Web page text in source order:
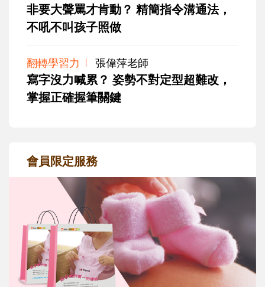
非要大聲罵才肯動？ 精簡指令溝通法，
不吼不叫孩子照做
翻轉學習力 張偉萍老師
寫字沒力喊累？ 姿勢不對定型超難改，
掌握正確握筆關鍵
會員限定服務